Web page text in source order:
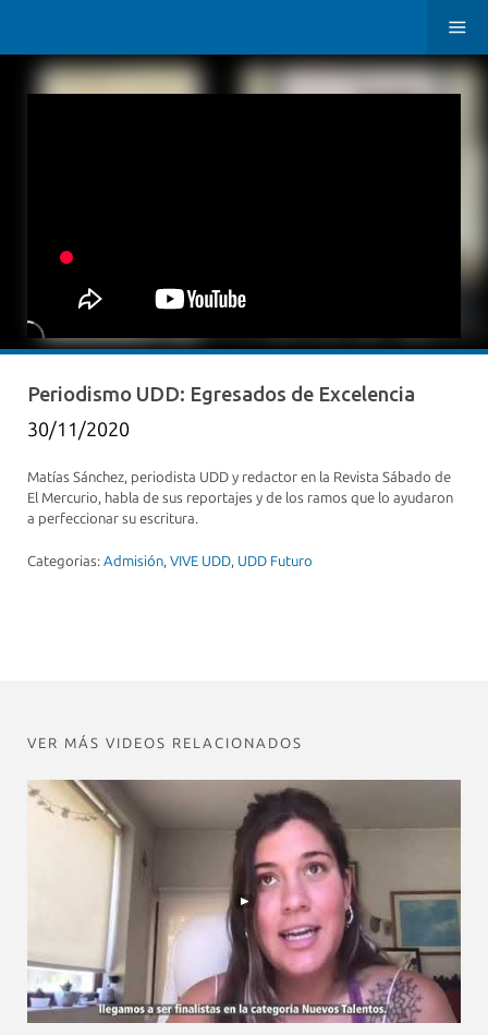
Periodismo UDD: Egresados de Excelencia
30/11/2020
Matías Sánchez, periodista UDD y redactor en la Revista Sábado de
El Mercurio, habla de sus reportajes y de los ramos que lo ayudaron
a perfeccionar su escritura.
Categorias: Admisión, VIVE UDD, UDD Futuro
VER MÁS VIDEOS RELACIONADOS